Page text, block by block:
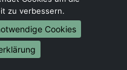
zu verbessern.
Cookies